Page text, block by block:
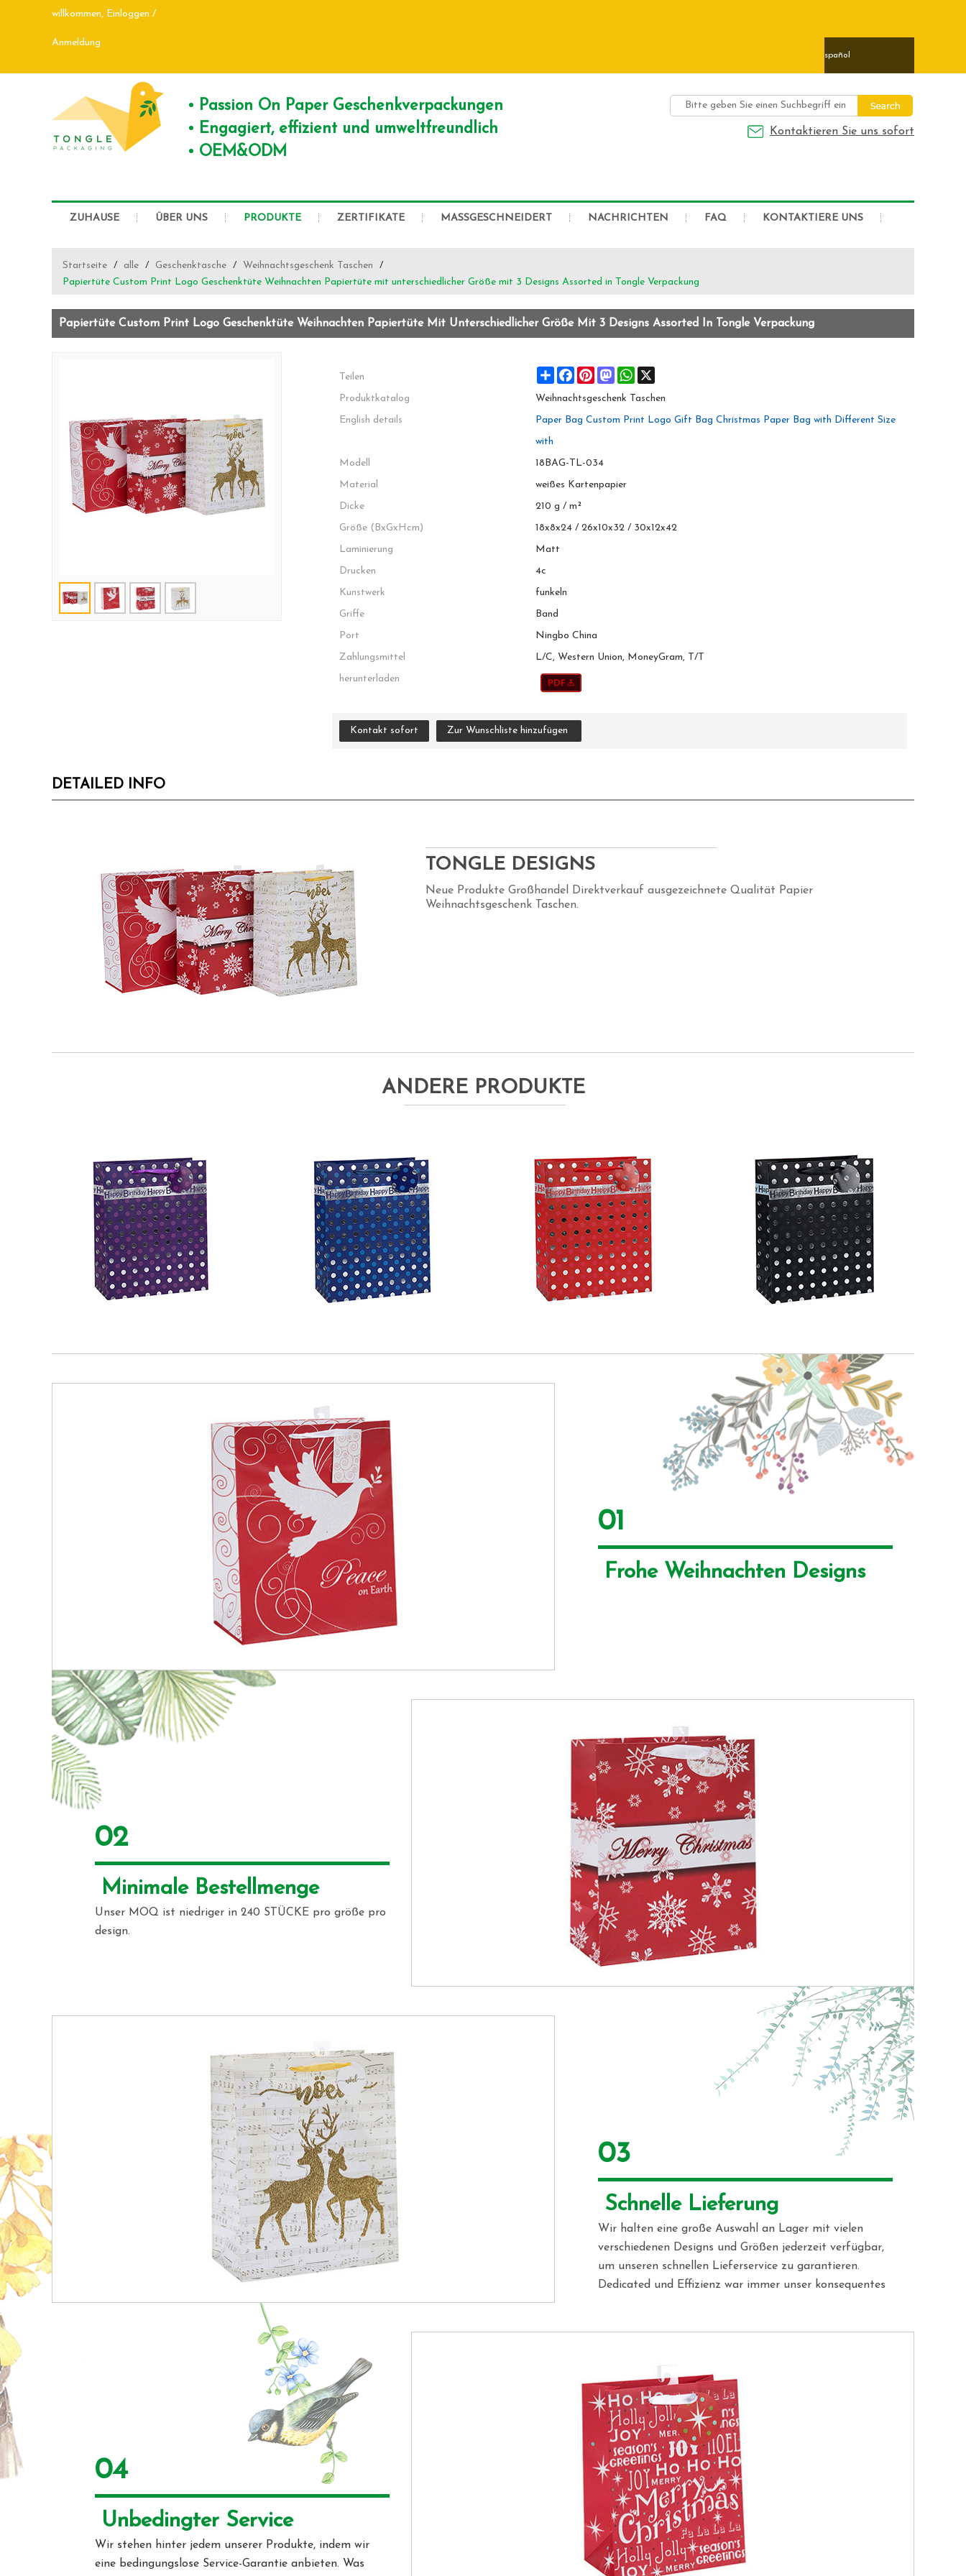
willkommen, Einloggen /
Anmeldung
Español
Passion On Paper Geschenkverpackungen
Engagiert, effizient und umweltfreundlich
OEM&ODM
Kontaktieren Sie uns sofort
ZUHAUSE ÜBER UNS PRODUKTE ZERTIFIKATE MASSGESCHNEIDERT NACHRICHTEN FAQ KONTAKTIERE UNS
Startseite / alle / Geschenktasche / Weihnachtsgeschenk Taschen
/
Papiertüte Custom Print Logo Geschenktüte Weihnachten Papiertüte mit unterschiedlicher Größe mit 3 Designs Assorted in Tongle Verpackung
Papiertüte Custom Print Logo Geschenktüte Weihnachten Papiertüte Mit Unterschiedlicher Größe Mit 3 Designs Assorted In Tongle Verpackung
Teilen Share FacebookPinterestMastodonWhatsApp
Produktkatalog
Weihnachtsgeschenk Taschen
English details
Paper Bag Custom Print Logo Gift Bag Christmas Paper Bag with Different Size
with
Modell
18BAG-TL-034
Material
weißes Kartenpapier
Dicke
210 g / m²
Größe (BxGxHcm)
18x8x24 / 26x10x32 / 30x12x42
Laminierung
Matt
Drucken
4c
Kunstwerk
funkeln
Griffe
Band
Port
Ningbo China
Zahlungsmittel
L/C, Western Union, MoneyGram, T/T
herunterladen
Kontakt sofort Zur Wunschliste hinzufügen
DETAILED INFO
TONGLE DESIGNS
Neue Produkte Großhandel Direktverkauf ausgezeichnete Qualität Papier
Weihnachtsgeschenk Taschen.
ANDERE PRODUKTE
01
Frohe Weihnachten Designs
02
Minimale Bestellmenge
Unser MOQ ist niedriger in 240 STÜCKE pro größe pro
design.
03
Schnelle Lieferung
Wir halten eine große Auswahl an Lager mit vielen
verschiedenen Designs und Größen jederzeit verfügbar,
um unseren schnellen Lieferservice zu garantieren.
Dedicated und Effizienz war immer unser konsequentes
04
Unbedingter Service
Wir stehen hinter jedem unserer Produkte, indem wir
eine bedingungslose Service-Garantie anbieten. Was